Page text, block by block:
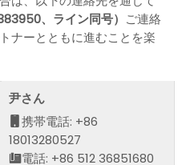
、ライン同号） ご連絡
ナーとともに進むことを楽
尹さん
携帯電話: +86
18013280527
電話: +86 512 36851680